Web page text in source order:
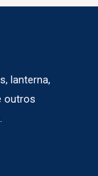
lanterna,
outros